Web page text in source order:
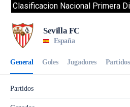
Clasificacion Nacional Primera